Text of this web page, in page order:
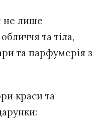
не лише
та тіла,
та парфумерія з
краси та